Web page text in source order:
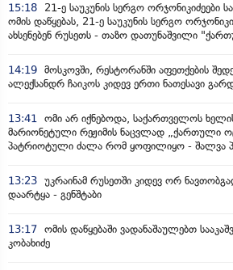
15:18
21-ე საუკუნის სერგო ორჯონიკიძეები
ომის დაწყებას, 21-ე საუკუნის სერგო
ახსენებენ რუსეთს - თაზო დათუნაშვილი
14:19 მოსკოვში, რესტორანში აფეთქების
ალექსანდრ ჩაიკოს კიდევ ერთი ნათესავი
13:41
ომი არ იქნებოდა, საქართველოს
მარიონეტული რეჟიმის ნაცვლად „ქართული
პატრიოტული ძალა რომ ყოფილიყო - შალვა
13:23 უკრაინამ რუსეთში კიდევ ორ
დაარტყა - გენშტაბი
13:17 ომის დაწყებაში ვადანაშაულებთ
კობახიძე